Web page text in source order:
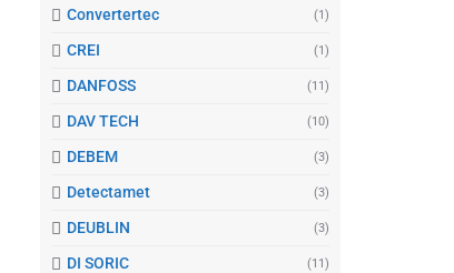
Convertertec (1)
CREI (1)
DANFOSS (11)
DAV TECH (10)
DEBEM (3)
Detectamet (3)
DEUBLIN (3)
DI SORIC (11)